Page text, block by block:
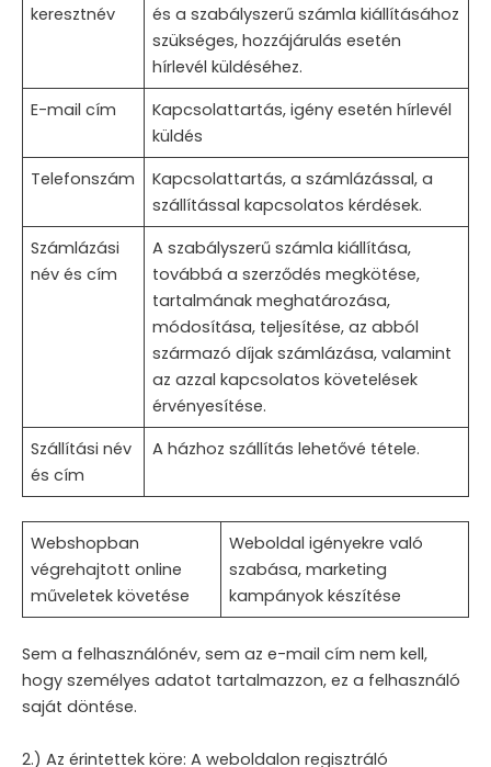
keresztnév
és a szabályszerű számla kiállításához
szükséges, hozzájárulás esetén
hírlevél küldéséhez.
E-mail cím
Kapcsolattartás, igény esetén hírlevél
küldés
Telefonszám
Kapcsolattartás, a számlázással, a
szállítással kapcsolatos kérdések.
Számlázási
név és cím
A szabályszerű számla kiállítása,
továbbá a szerződés megkötése,
tartalmának meghatározása,
módosítása, teljesítése, az abból
származó díjak számlázása, valamint
az azzal kapcsolatos követelések
érvényesítése.
Szállítási név
és cím
A házhoz szállítás lehetővé tétele.
Webshopban
végrehajtott online
műveletek követése
Weboldal igényekre való
szabása, marketing
kampányok készítése
Sem a felhasználónév, sem az e-mail cím nem kell,
hogy személyes adatot tartalmazzon, ez a felhasználó
saját döntése.
2.) Az érintettek köre: A weboldalon regisztráló